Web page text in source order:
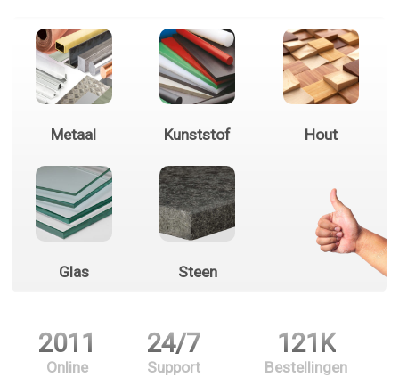
Metaal Kunststof Hout
Glas Steen
2011
Online
24/7
Support
121K
Bestellingen